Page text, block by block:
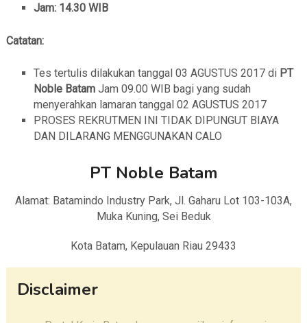
Jam: 14.30 WIB
Catatan:
Tes tertulis dilakukan tanggal 03 AGUSTUS 2017 di PT
Noble BatamJam 09.00 WIB bagi yang sudah
menyerahkan lamaran tanggal 02 AGUSTUS 2017
PROSES REKRUTMEN INI TIDAK DIPUNGUT BIAYA
DAN DILARANG MENGGUNAKAN CALO
PT Noble Batam
Alamat: Batamindo Industry Park, Jl. Gaharu Lot 103-103A,
Muka Kuning, Sei Beduk
Kota Batam, Kepulauan Riau 29433
Disclaimer